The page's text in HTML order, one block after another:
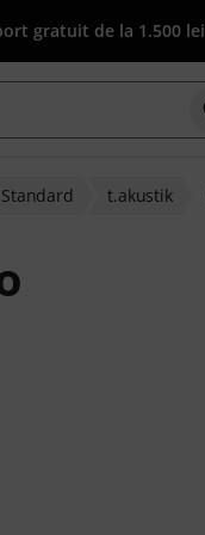
gratuit de la 1.500 lei
t.akustik